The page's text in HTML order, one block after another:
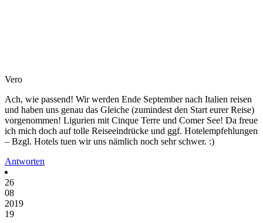
Vero
Ach, wie passend! Wir werden Ende September nach Italien reisen
und haben uns genau das Gleiche (zumindest den Start eurer Reise)
vorgenommen! Ligurien mit Cinque Terre und Comer See! Da freue
ich mich doch auf tolle Reiseeindrücke und ggf. Hotelempfehlungen
– Bzgl. Hotels tuen wir uns nämlich noch sehr schwer. :)
Antworten
26
08
2019
19